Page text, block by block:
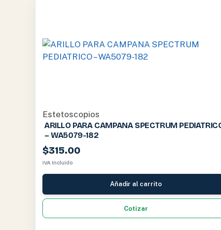
Estetoscopios
ARILLO PARA CAMPANA SPECTRUM
– WA5079-182
$315.00
IVA Incluido
Añadir al carrito
Cotizar